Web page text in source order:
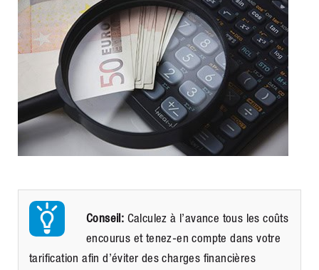
Conseil: Calculez à l’avance tous les coûts
encourus et tenez-en compte dans votre
tarification afin d’éviter des charges financières